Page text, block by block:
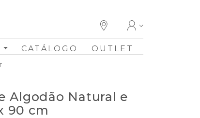
CATÁLOGO OUTLET
Algodão Natural e
90 cm